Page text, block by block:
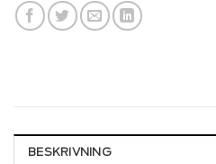
BESKRIVNING